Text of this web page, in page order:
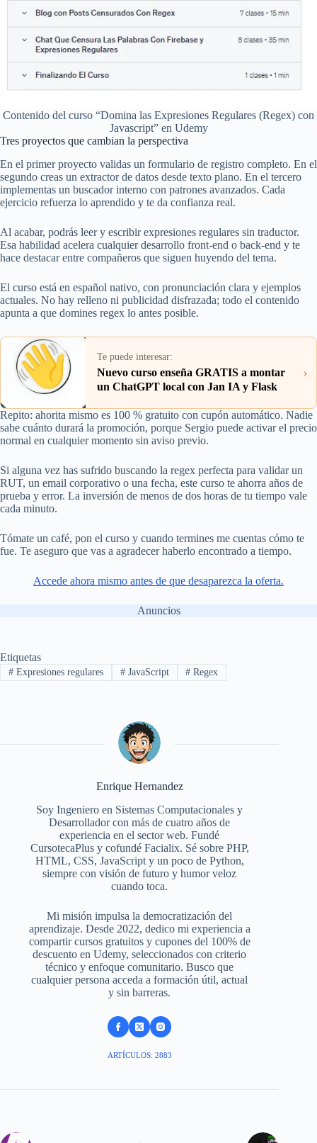
Contenido del curso “Domina las Expresiones Regulares (Regex) con
Javascript” en Udemy
Tres proyectos que cambian la perspectiva
En el primer proyecto validas un formulario de registro completo. En el
segundo creas un extractor de datos desde texto plano. En el tercero
implementas un buscador interno con patrones avanzados. Cada
ejercicio refuerza lo aprendido y te da confianza real.
Al acabar, podrás leer y escribir expresiones regulares sin traductor.
Esa habilidad acelera cualquier desarrollo front-end o back-end y te
hace destacar entre compañeros que siguen huyendo del tema.
El curso está en español nativo, con pronunciación clara y ejemplos
actuales. No hay relleno ni publicidad disfrazada; todo el contenido
apunta a que domines regex lo antes posible.
Te puede interesar:
Nuevo curso enseña GRATIS a montar
un ChatGPT local con Jan IA y Flask
›
Repito: ahorita mismo es 100 % gratuito con cupón automático. Nadie
sabe cuánto durará la promoción, porque Sergio puede activar el precio
normal en cualquier momento sin aviso previo.
Si alguna vez has sufrido buscando la regex perfecta para validar un
RUT, un email corporativo o una fecha, este curso te ahorra años de
prueba y error. La inversión de menos de dos horas de tu tiempo vale
cada minuto.
Tómate un café, pon el curso y cuando termines me cuentas cómo te
fue. Te aseguro que vas a agradecer haberlo encontrado a tiempo.
Accede ahora mismo antes de que desaparezca la oferta.
Anuncios
Etiquetas
#Expresiones regulares #JavaScript # Regex
Enrique Hernandez
Soy Ingeniero en Sistemas Computacionales y
Desarrollador con más de cuatro años de
experiencia en el sector web. Fundé
CursotecaPlus y cofundé Facialix. Sé sobre PHP,
HTML, CSS, JavaScript y un poco de Python,
siempre con visión de futuro y humor veloz
cuando toca.
Mi misión impulsa la democratización del
aprendizaje. Desde 2022, dedico mi experiencia a
compartir cursos gratuitos y cupones del 100% de
descuento en Udemy, seleccionados con criterio
técnico y enfoque comunitario. Busco que
cualquier persona acceda a formación útil, actual
y sin barreras.
ARTÍCULOS: 2883